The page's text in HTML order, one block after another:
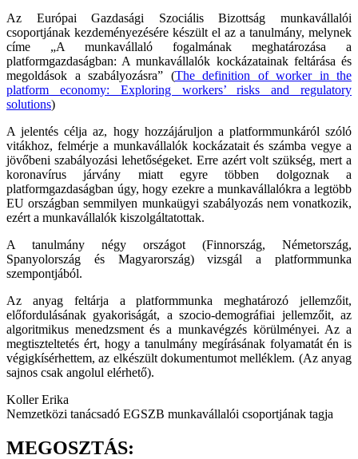
Az Európai Gazdasági Szociális Bizottság munkavállalói
csoportjának kezdeményezésére készült el az a tanulmány, melynek
címe „A munkavállaló fogalmának meghatározása a
platformgazdaságban: A munkavállalók kockázatainak feltárása és
megoldások a szabályozásra” (The definition of worker in the
platform economy: Exploring workers’ risks and regulatory
solutions)
A jelentés célja az, hogy hozzájáruljon a platformmunkáról szóló
vitákhoz, felmérje a munkavállalók kockázatait és számba vegye a
jövőbeni szabályozási lehetőségeket. Erre azért volt szükség, mert a
koronavírus járvány miatt egyre többen dolgoznak a
platformgazdaságban úgy, hogy ezekre a munkavállalókra a legtöbb
EU országban semmilyen munkaügyi szabályozás nem vonatkozik,
ezért a munkavállalók kiszolgáltatottak.
A tanulmány négy országot (Finnország, Németország,
Spanyolország és Magyarország) vizsgál a platformmunka
szempontjából.
Az anyag feltárja a platformmunka meghatározó jellemzőit,
előfordulásának gyakoriságát, a szocio-demográfiai jellemzőit, az
algoritmikus menedzsment és a munkavégzés körülményei. Az a
megtiszteltetés ért, hogy a tanulmány megírásának folyamatát én is
végigkísérhettem, az elkészült dokumentumot melléklem. (Az anyag
sajnos csak angolul elérhető).
Koller Erika
Nemzetközi tanácsadó EGSZB munkavállalói csoportjának tagja
MEGOSZTÁS: